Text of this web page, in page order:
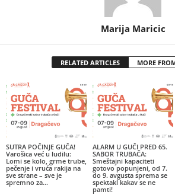
Marija Maricic
RELATED ARTICLES MORE
SUTRA POČINJE GUČA!
Varošica već u ludilu:
Lomi se kolo, grme trube,
pečenje i vruća rakija na
sve strane – sve je
spremno za...
ALARM U GUČI PRED 65.
SABOR TRUBAČA:
Smeštajni kapaciteti
gotovo popunjeni, od 7.
do 9. avgusta sprema se
spektakl kakav se ne
pamti!